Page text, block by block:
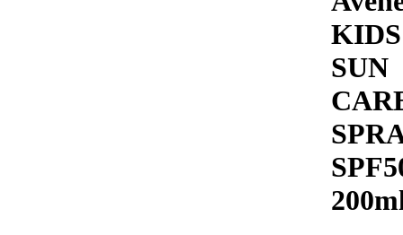
KIDS
SUN